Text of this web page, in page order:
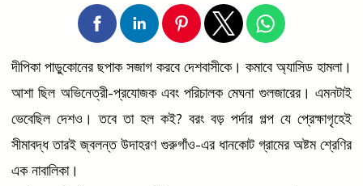
দীপিকা পাড়ুকোনের ছপাক সজাগ করবে দেশবাসীকে। কমাবে অ্যাসিড হামলা।
আশা ছিল অভিনেত্রী-প্রযোজক এবং পরিচালক মেঘনা গুলজারের। এমনটাই
ভেবেছিল দেশও। তবে তা হল কই? বরং বড় পর্দার গল্প যে প্রেক্ষাগৃহেই
সীমাবদ্ধ তারই জ্বলন্ত উদাহরণ গুরুগাঁও-এর ধানকোট গ্রামের অষ্টম শ্রেণির
এক নাবালিকা।